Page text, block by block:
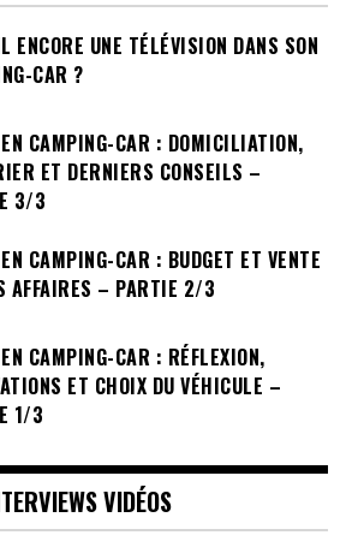
ENCORE UNE TÉLÉVISION DANS SON
CAR ?
CAMPING-CAR : DOMICILIATION,
ET DERNIERS CONSEILS –
3/3
CAMPING-CAR : BUDGET ET VENTE
AFFAIRES – PARTIE 2/3
CAMPING-CAR : RÉFLEXION,
ET CHOIX DU VÉHICULE –
1/3
VIDÉOS